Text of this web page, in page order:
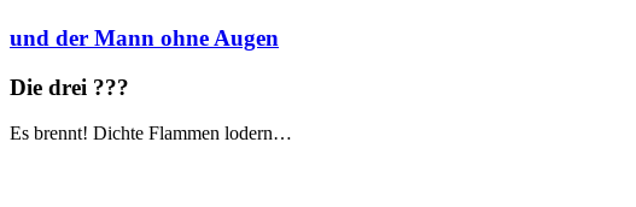
und der Mann ohne Augen
Die drei ???
Es brennt! Dichte Flammen lodern…